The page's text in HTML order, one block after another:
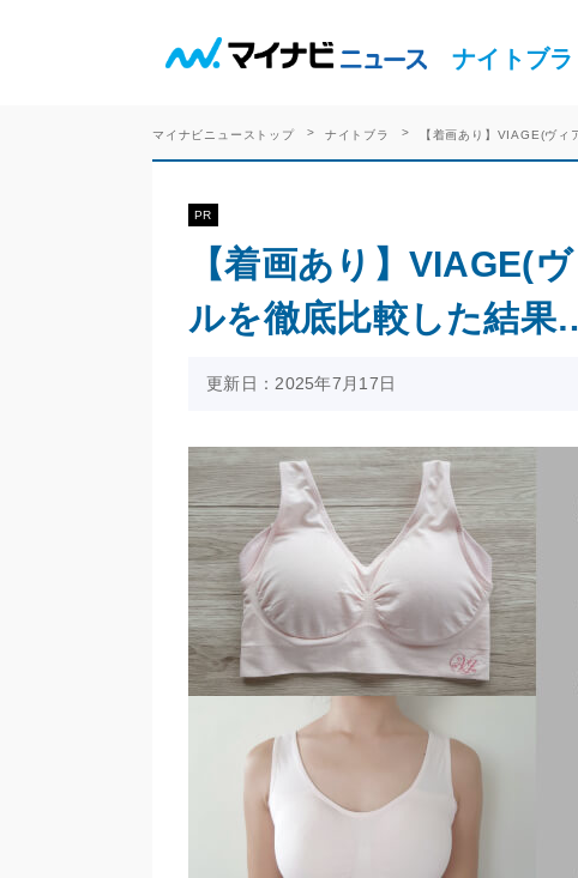
ナイトブラ
マイナビニューストップ ナイトブラ 【着画あり】VIAGE(ヴィ
PR
【着画あり】VIAGE(
ルを徹底比較した結果
更新日：2025年7月17日